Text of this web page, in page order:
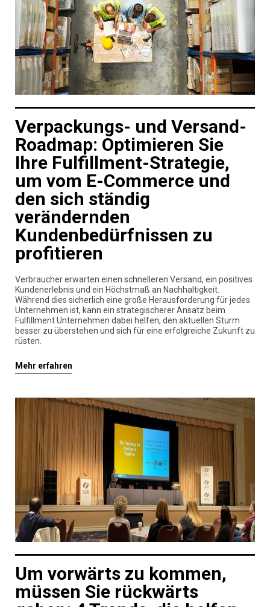
Verpackungs- und Versand-
Roadmap: Optimieren Sie
Ihre Fulfillment-Strategie,
um vom E-Commerce und
den sich ständig
verändernden
Kundenbedürfnissen zu
profitieren
Verbraucher erwarten einen schnelleren Versand, ein positives
Kundenerlebnis und ein Höchstmaß an Nachhaltigkeit.
Während dies sicherlich eine große Herausforderung für jedes
Unternehmen ist, kann ein strategischerer Ansatz beim
Fulfillment Unternehmen dabei helfen, den aktuellen Sturm
besser zu überstehen und sich für eine erfolgreiche Zukunft zu
rüsten.
Mehr erfahren
Um vorwärts zu kommen,
müssen Sie rückwärts